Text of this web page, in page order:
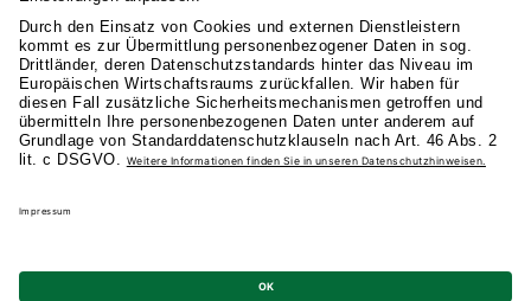
AKAD
Datenschutz